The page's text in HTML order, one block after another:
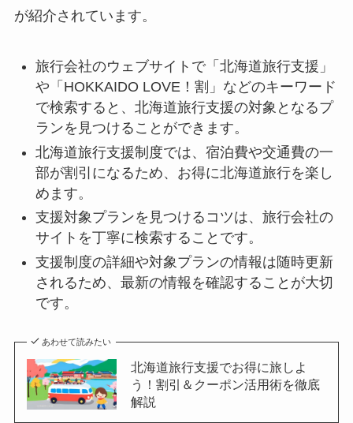
が紹介されています。
旅行会社のウェブサイトで「北海道旅行支援」
や「HOKKAIDO LOVE！割」などのキーワード
で検索すると、北海道旅行支援の対象となるプ
ランを見つけることができます。
北海道旅行支援制度では、宿泊費や交通費の一
部が割引になるため、お得に北海道旅行を楽し
めます。
支援対象プランを見つけるコツは、旅行会社の
サイトを丁寧に検索することです。
支援制度の詳細や対象プランの情報は随時更新
されるため、最新の情報を確認することが大切
です。
あわせて読みたい
北海道旅行支援でお得に旅しよ
う！割引＆クーポン活用術を徹底
解説